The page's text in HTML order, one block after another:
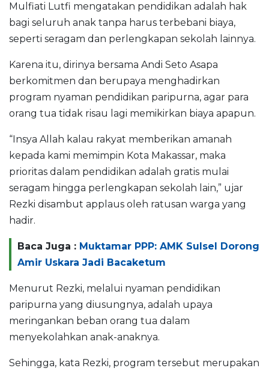
Mulfiati Lutfi mengatakan pendidikan adalah hak
bagi seluruh anak tanpa harus terbebani biaya,
seperti seragam dan perlengkapan sekolah lainnya.
Karena itu, dirinya bersama Andi Seto Asapa
berkomitmen dan berupaya menghadirkan
program nyaman pendidikan paripurna, agar para
orang tua tidak risau lagi memikirkan biaya apapun.
“Insya Allah kalau rakyat memberikan amanah
kepada kami memimpin Kota Makassar, maka
prioritas dalam pendidikan adalah gratis mulai
seragam hingga perlengkapan sekolah lain,” ujar
Rezki disambut applaus oleh ratusan warga yang
hadir.
Baca Juga : Muktamar PPP: AMK Sulsel Dorong
Amir Uskara Jadi Bacaketum
Menurut Rezki, melalui nyaman pendidikan
paripurna yang diusungnya, adalah upaya
meringankan beban orang tua dalam
menyekolahkan anak-anaknya.
Sehingga, kata Rezki, program tersebut merupakan